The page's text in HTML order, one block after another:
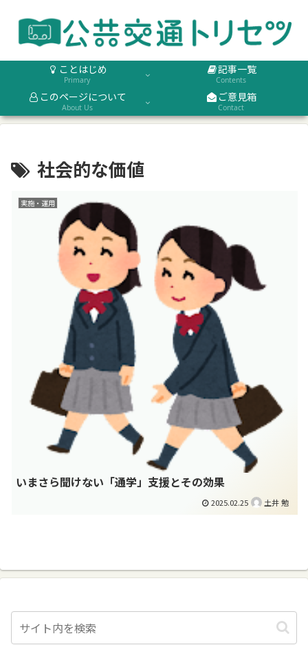
ことはじめ
Primary
記事一覧
Contents
このページについて
About Us
ご意見箱
Contact
社会的な価値
実施・運用
いまさら聞けない「通学」支援とその効果
2025.02.25 土井 勉